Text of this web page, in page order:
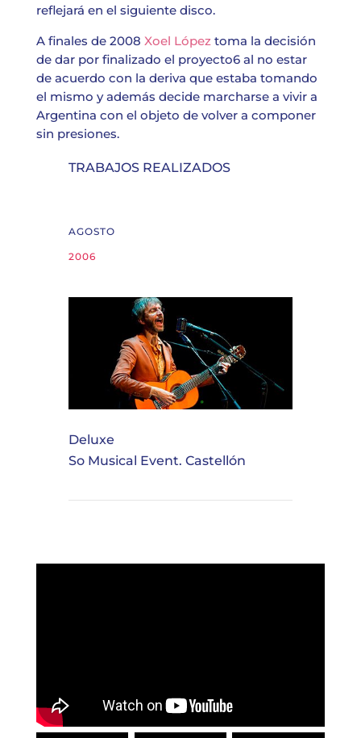
reflejará en el siguiente disco.
A finales de 2008 Xoel Lópeztoma la decisión
de dar por finalizado el proyecto6​ al no estar
de acuerdo con la deriva que estaba tomando
el mismo y además decide marcharse a vivir a
Argentina con el objeto de volver a componer
sin presiones.
TRABAJOS REALIZADOS
AGOSTO
2006
Deluxe
So Musical Event. Castellón